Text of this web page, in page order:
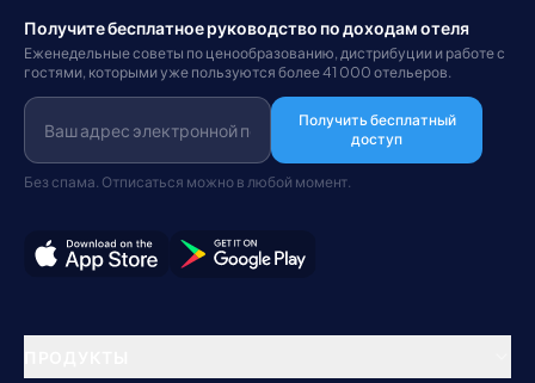
Получите бесплатное руководство по доходам отеля
Еженедельные советы по ценообразованию, дистрибуции и работе с
гостями, которыми уже пользуются более 41 000 отельеров.
Получить бесплатный
доступ
Без спама. Отписаться можно в любой момент.